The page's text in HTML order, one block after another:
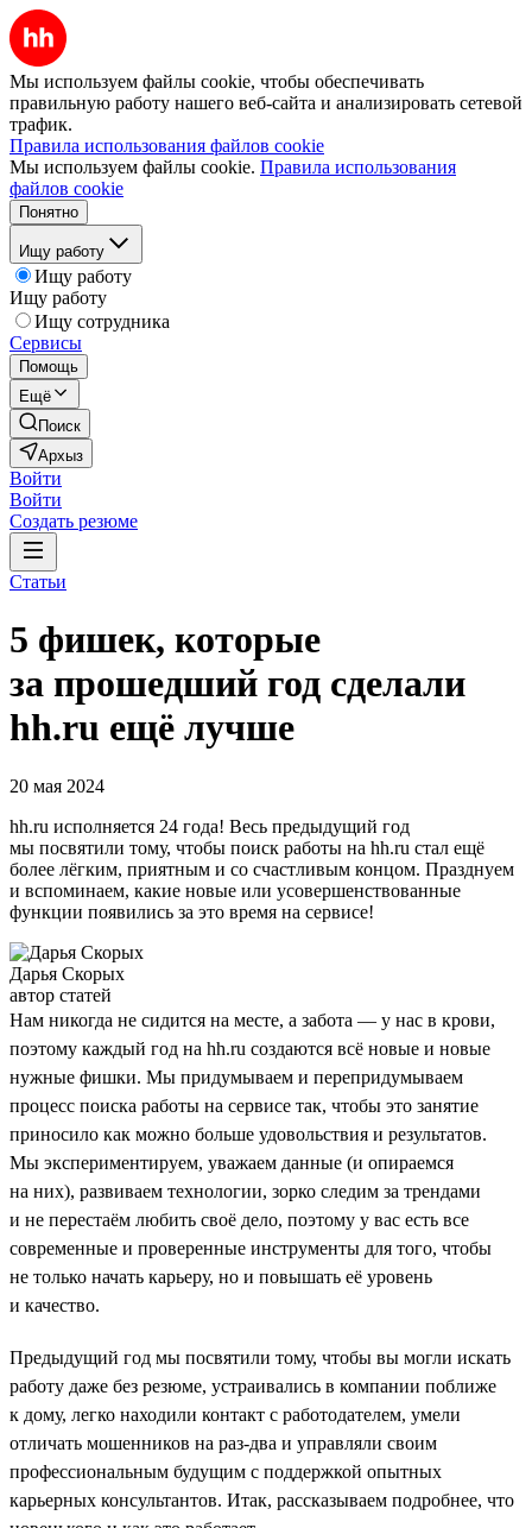
Мы используем файлы cookie, чтобы обеспечивать
правильную работу нашего веб-сайта и анализировать сетевой
трафик.
Правила использования файлов cookie
Мы используем файлы cookie. Правила использования
файлов cookie
Понятно
Ищу работу
Ищу работу
Ищу работу
Ищу сотрудника
Сервисы
Помощь
Ещё
Поиск
Архыз
Войти
Войти
Создать резюме
Статьи
5 фишек, которые
за прошедший год сделали
hh.ru ещё лучше
20 мая 2024
hh.ru исполняется 24 года! Весь предыдущий год
мы посвятили тому, чтобы поиск работы на hh.ru стал ещё
более лёгким, приятным и со счастливым концом. Празднуем
и вспоминаем, какие новые или усовершенствованные
функции появились за это время на сервисе!
Дарья Скорых
автор статей
Нам никогда не сидится на месте, а забота — у нас в крови,
поэтому каждый год на hh.ru создаются всё новые и новые
нужные фишки. Мы придумываем и перепридумываем
процесс поиска работы на сервисе так, чтобы это занятие
приносило как можно больше удовольствия и результатов.
Мы экспериментируем, уважаем данные (и опираемся
на них), развиваем технологии, зорко следим за трендами
и не перестаём любить своё дело, поэтому у вас есть все
современные и проверенные инструменты для того, чтобы
не только начать карьеру, но и повышать её уровень
и качество.
Предыдущий год мы посвятили тому, чтобы вы могли искать
работу даже без резюме, устраивались в компании поближе
к дому, легко находили контакт с работодателем, умели
отличать мошенников на раз-два и управляли своим
профессиональным будущим с поддержкой опытных
карьерных консультантов. Итак, рассказываем подробнее, что